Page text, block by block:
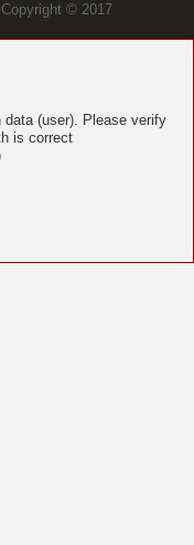
© 2017
data (user). Please verify
is correct